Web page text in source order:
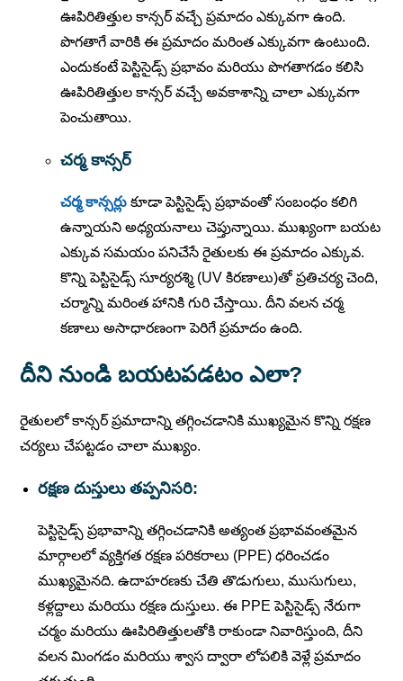
ఊపిరితిత్తుల కాన్సర్ వచ్చే ప్రమాదం ఎక్కువగా ఉంది.
పొగతాగే వారికి ఈ ప్రమాదం మరింత ఎక్కువగా ఉంటుంది.
ఎందుకంటే పెస్టిసైడ్స్ ప్రభావం మరియు పొగతాగడం కలిసి
ఊపిరితిత్తుల కాన్సర్ వచ్చే అవకాశాన్ని చాలా ఎక్కువగా
పెంచుతాయి.
చర్మ కాన్సర్
చర్మ కాన్సర్లు కూడా పెస్టిసైడ్స్ ప్రభావంతో సంబంధం కలిగి
ఉన్నాయని అధ్యయనాలు చెప్తున్నాయి. ముఖ్యంగా బయట
ఎక్కువ సమయం పనిచేసే రైతులకు ఈ ప్రమాదం ఎక్కువ.
కొన్ని పెస్టిసైడ్స్ సూర్యరశ్మి (UV కిరణాలు)తో ప్రతిచర్య చెంది,
చర్మాన్ని మరింత హానికి గురి చేస్తాయి. దీని వలన చర్మ
కణాలు అసాధారణంగా పెరిగే ప్రమాదం ఉంది.
దీని నుండి బయటపడటం ఎలా?
రైతులలో కాన్సర్ ప్రమాదాన్ని తగ్గించడానికి ముఖ్యమైన కొన్ని రక్షణ
చర్యలు చేపట్టడం చాలా ముఖ్యం.
రక్షణ దుస్తులు తప్పనిసరి:
పెస్టిసైడ్స్ ప్రభావాన్ని తగ్గించడానికి అత్యంత ప్రభావవంతమైన
మార్గాలలో వ్యక్తిగత రక్షణ పరికరాలు (PPE) ధరించడం
ముఖ్యమైనది. ఉదాహరణకు చేతి తొడుగులు, ముసుగులు,
కళ్లద్దాలు మరియు రక్షణ దుస్తులు. ఈ PPE పెస్టిసైడ్స్ నేరుగా
చర్మం మరియు ఊపిరితిత్తులతోకి రాకుండా నివారిస్తుంది, దీని
వలన మింగడం మరియు శ్వాస ద్వారా లోపలికి వెళ్లే ప్రమాదం